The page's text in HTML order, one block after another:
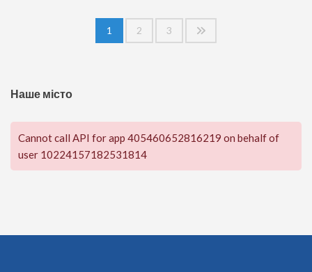
1 2 3
Наше місто
Cannot call API for app 405460652816219 on behalf of
user 10224157182531814